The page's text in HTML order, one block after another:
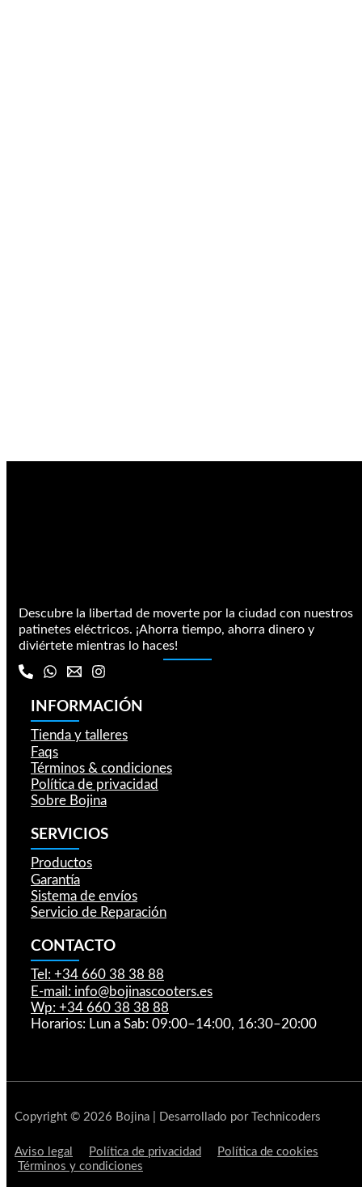
Descubre la libertad de moverte por la ciudad con nuestros
patinetes eléctricos. ¡Ahorra tiempo, ahorra dinero y
diviértete mientras lo haces!
INFORMACIÓN
Tienda y talleres
Faqs
Términos & condiciones
Política de privacidad
Sobre Bojina
SERVICIOS
Productos
Garantía
Sistema de envíos
Servicio de Reparación
CONTACTO
Tel: +34 660 38 38 88
E-mail: info@bojinascooters.es
Wp: +34 660 38 38 88
Horarios: Lun a Sab: 09:00–14:00, 16:30–20:00
Copyright © 2026 Bojina | Desarrollado por Technicoders
Aviso legal Política de privacidad
Política de cookies
Términos y condiciones